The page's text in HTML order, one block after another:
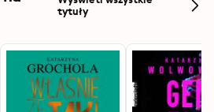
tytuły